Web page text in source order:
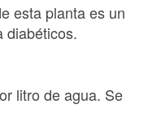
esta planta es un
diabéticos.
litro de agua. Se